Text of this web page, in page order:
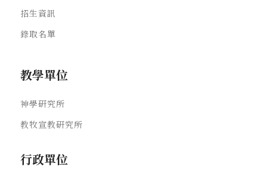
招生資訊
錄取名單
教學單位
神學研究所
教牧宣教研究所
行政單位